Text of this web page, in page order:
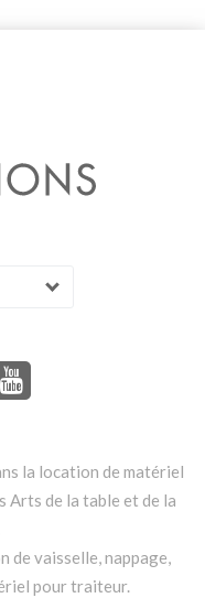
la location de matériel
Arts de la table et de la
de vaisselle, nappage,
pour traiteur.